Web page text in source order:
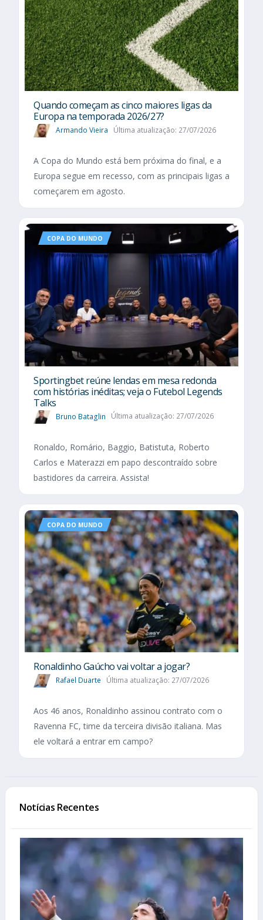
Quando começam as cinco maiores ligas da
Europa na temporada 2026/27?
Armando Vieira Última atualização: 27/07/2026
A Copa do Mundo está bem próxima do final, e a
Europa segue em recesso, com as principais ligas a
começarem em agosto.
COPA DO MUNDO
Sportingbet reúne lendas em mesa redonda
com histórias inéditas; veja o Futebol Legends
Talks
Bruno Bataglin Última atualização: 27/07/2026
Ronaldo, Romário, Baggio, Batistuta, Roberto
Carlos e Materazzi em papo descontraído sobre
bastidores da carreira. Assista!
COPA DO MUNDO
Ronaldinho Gaúcho vai voltar a jogar?
Rafael Duarte Última atualização: 27/07/2026
Aos 46 anos, Ronaldinho assinou contrato com o
Ravenna FC, time da terceira divisão italiana. Mas
ele voltará a entrar em campo?
Notícias Recentes